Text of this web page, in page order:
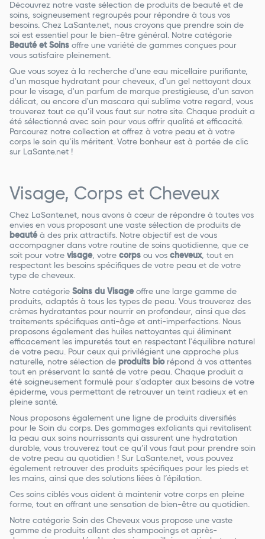
Découvrez notre vaste sélection de produits de beauté et de
soins, soigneusement regroupés pour répondre à tous vos
besoins. Chez LaSante.net, nous croyons que prendre soin de
soi est essentiel pour le bien-être général. Notre catégorie
Beauté et Soins offre une variété de gammes conçues pour
vous satisfaire pleinement.
Que vous soyez à la recherche d'une eau micellaire purifiante,
d'un masque hydratant pour cheveux, d'un gel nettoyant doux
pour le visage, d'un parfum de marque prestigieuse, d'un savon
délicat, ou encore d'un mascara qui sublime votre regard, vous
trouverez tout ce qu’il vous faut sur notre site. Chaque produit a
été sélectionné avec soin pour vous offrir qualité et efficacité.
Parcourez notre collection et offrez à votre peau et à votre
corps le soin qu’ils méritent. Votre bonheur est à portée de clic
sur LaSante.net !
Visage, Corps et Cheveux
Chez LaSante.net, nous avons à cœur de répondre à toutes vos
envies en vous proposant une vaste sélection de produits de
beautéà des prix attractifs. Notre objectif est de vous
accompagner dans votre routine de soins quotidienne, que ce
soit pour votre visage, votre corps ou vos cheveux, tout en
respectant les besoins spécifiques de votre peau et de votre
type de cheveux.
Notre catégorie Soins du Visageoffre une large gamme de
produits, adaptés à tous les types de peau. Vous trouverez des
crèmes hydratantes pour nourrir en profondeur, ainsi que des
traitements spécifiques anti-âge et anti-imperfections. Nous
proposons également des huiles nettoyantes qui éliminent
efficacement les impuretés tout en respectant l'équilibre naturel
de votre peau. Pour ceux qui privilégient une approche plus
naturelle, notre sélection de produits biorépond à vos attentes
tout en préservant la santé de votre peau. Chaque produit a
été soigneusement formulé pour s’adapter aux besoins de votre
épiderme, vous permettant de retrouver un teint radieux et en
pleine santé.
Nous proposons également une ligne de produits diversifiés
pour le Soin du corps. Des gommages exfoliants qui revitalisent
la peau aux soins nourrissants qui assurent une hydratation
durable, vous trouverez tout ce qu’il vous faut pour prendre soin
de votre peau au quotidien ! Sur LaSante.net, vous pouvez
également retrouver des produits spécifiques pour les pieds et
les mains, ainsi que des solutions liées à l’épilation.
Ces soins ciblés vous aident à maintenir votre corps en pleine
forme, tout en offrant une sensation de bien-être au quotidien.
Notre catégorie Soin des Cheveux vous propose une vaste
gamme de produits allant des shampooings et après-